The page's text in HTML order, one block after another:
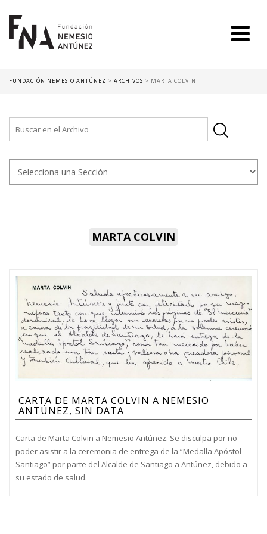
FUNDACIÓN NEMESIO ANTÚNEZ > ARCHIVOS > MARTA COLVIN
MARTA COLVIN
CARTA DE MARTA COLVIN A NEMESIO
ANTÚNEZ, SIN DATA
Carta de Marta Colvin a Nemesio Antúnez. Se disculpa por no
poder asistir a la ceremonia de entrega de la “Medalla Apóstol
Santiago” por parte del Alcalde de Santiago a Antúnez, debido a
su estado de salud.